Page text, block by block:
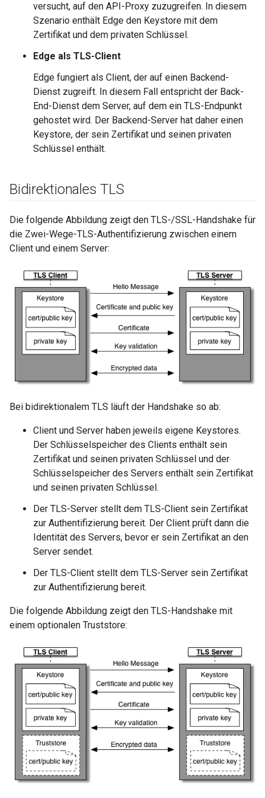
versucht, auf den API-Proxy zuzugreifen. In diesem
Szenario enthält Edge den Keystore mit dem
Zertifikat und dem privaten Schlüssel.
Edge als TLS-Client
Edge fungiert als Client, der auf einen Backend-
Dienst zugreift. In diesem Fall entspricht der Back-
End-Dienst dem Server, auf dem ein TLS-Endpunkt
gehostet wird. Der Backend-Server hat daher einen
Keystore, der sein Zertifikat und seinen privaten
Schlüssel enthält.
Bidirektionales TLS
Die folgende Abbildung zeigt den TLS-/SSL-Handshake für
die Zwei-Wege-TLS-Authentifizierung zwischen einem
Client und einem Server:
Bei bidirektionalem TLS läuft der Handshake so ab:
Client und Server haben jeweils eigene Keystores.
Der Schlüsselspeicher des Clients enthält sein
Zertifikat und seinen privaten Schlüssel und der
Schlüsselspeicher des Servers enthält sein Zertifikat
und seinen privaten Schlüssel.
Der TLS-Server stellt dem TLS-Client sein Zertifikat
zur Authentifizierung bereit. Der Client prüft dann die
Identität des Servers, bevor er sein Zertifikat an den
Server sendet.
Der TLS-Client stellt dem TLS-Server sein Zertifikat
zur Authentifizierung bereit.
Die folgende Abbildung zeigt den TLS-Handshake mit
einem optionalen Truststore: